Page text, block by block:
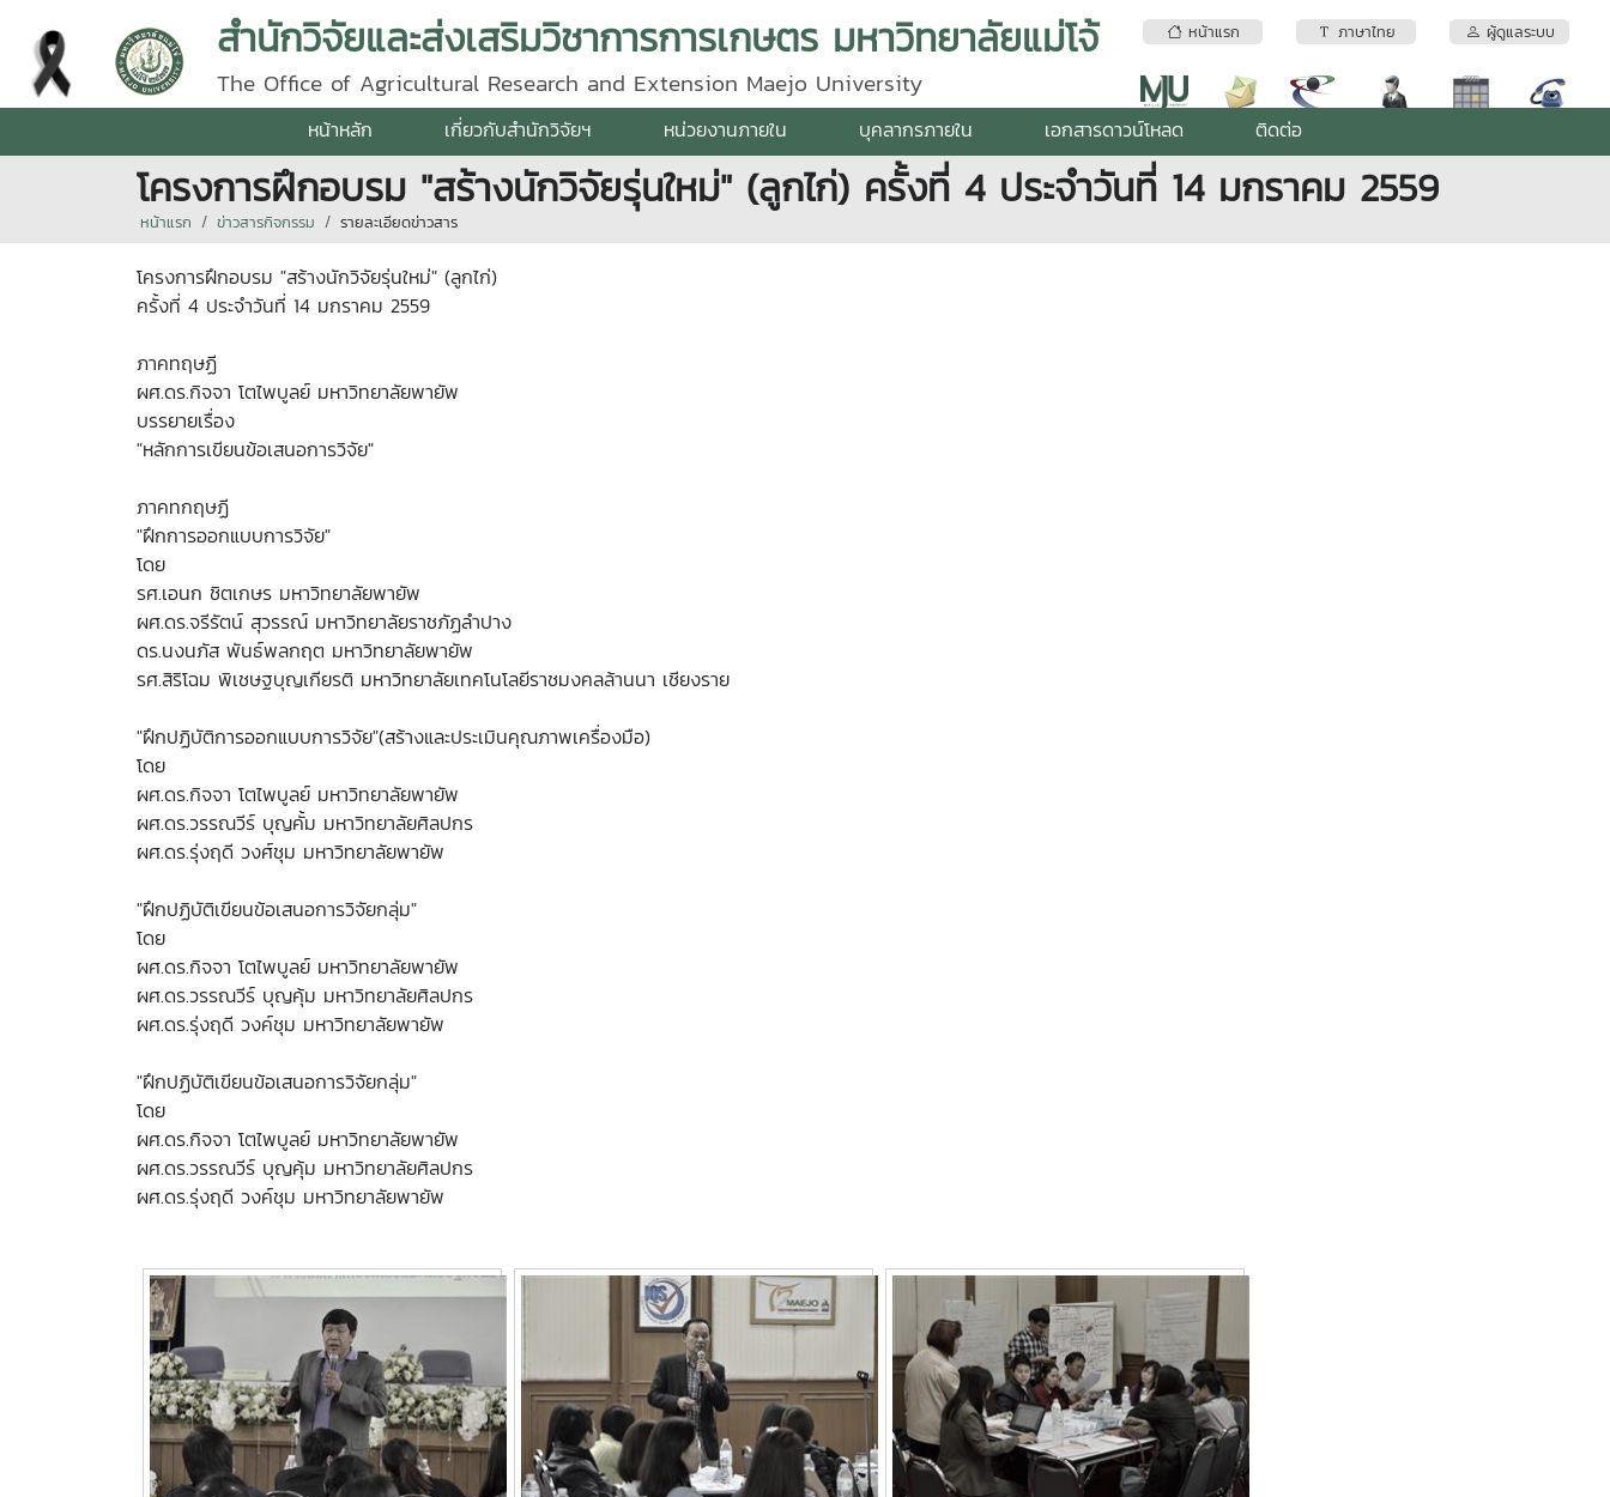
หน้าแรก ภาษาไทย ผู้ดูแลระบบ
สำนักวิจัยและส่งเสริมวิชาการการเกษตร มหาวิทยาลัยแม่โจ้
The Office of Agricultural Research and Extension Maejo University
หน้าหลัก เกี่ยวกับสำนักวิจัยฯ หน่วยงานภายใน บุคลากรภายใน เอกสารดาวน์โหลด ติดต่อ
โครงการฝึกอบรม "สร้างนักวิจัยรุ่นใหม่" (ลูกไก่) ครั้งที่ 4 ประจำวันที่ 14 มกราคม 2559
หน้าแรก ข่าวสารกิจกรรม รายละเอียดข่าวสาร
โครงการฝึกอบรม "สร้างนักวิจัยรุ่นใหม่" (ลูกไก่)
ครั้งที่ 4 ประจำวันที่ 14 มกราคม 2559
ภาคทฤษฏี
ผศ.ดร.กิจจา โตไพบูลย์ มหาวิทยาลัยพายัพ
บรรยายเรื่อง
"หลักการเขียนข้อเสนอการวิจัย"
ภาคทกฤษฏี
"ฝึกการออกแบบการวิจัย"
โดย
รศ.เอนก ชิตเกษร มหาวิทยาลัยพายัพ
ผศ.ดร.จรีรัตน์ สุวรรณ์ มหาวิทยาลัยราชภัฏลำปาง
ดร.นงนภัส พันธ์พลกฤต มหาวิทยาลัยพายัพ
รศ.สิริโฉม พิเชษฐบุญเกียรติ มหาวิทยาลัยเทคโนโลยีราชมงคลล้านนา เชียงราย
"ฝึกปฏิบัติการออกแบบการวิจัย"(สร้างและประเมินคุณภาพเครื่องมือ)
โดย
ผศ.ดร.กิจจา โตไพบูลย์ มหาวิทยาลัยพายัพ
ผศ.ดร.วรรณวีร์ บุญคั้ม มหาวิทยาลัยศิลปกร
ผศ.ดร.รุ่งฤดี วงศ์ชุม มหาวิทยาลัยพายัพ
"ฝึกปฏิบัติเขียนข้อเสนอการวิจัยกลุ่ม"
โดย
ผศ.ดร.กิจจา โตไพบูลย์ มหาวิทยาลัยพายัพ
ผศ.ดร.วรรณวีร์ บุญคุ้ม มหาวิทยาลัยศิลปกร
ผศ.ดร.รุ่งฤดี วงค์ชุม มหาวิทยาลัยพายัพ
"ฝึกปฏิบัติเขียนข้อเสนอการวิจัยกลุ่ม"
โดย
ผศ.ดร.กิจจา โตไพบูลย์ มหาวิทยาลัยพายัพ
ผศ.ดร.วรรณวีร์ บุญคุ้ม มหาวิทยาลัยศิลปกร
ผศ.ดร.รุ่งฤดี วงค์ชุม มหาวิทยาลัยพายัพ